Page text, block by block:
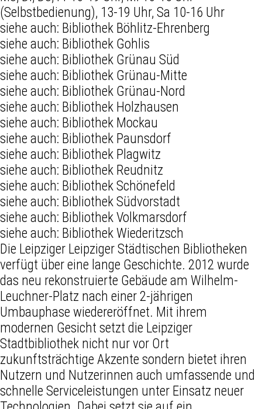
(Selbstbedienung), 13-19 Uhr, Sa 10-16 Uhr
siehe auch: Bibliothek Böhlitz-Ehrenberg
siehe auch: Bibliothek Gohlis
siehe auch: Bibliothek Grünau Süd
siehe auch: Bibliothek Grünau-Mitte
siehe auch: Bibliothek Grünau-Nord
siehe auch: Bibliothek Holzhausen
siehe auch: Bibliothek Mockau
siehe auch: Bibliothek Paunsdorf
siehe auch: Bibliothek Plagwitz
siehe auch: Bibliothek Reudnitz
siehe auch: Bibliothek Schönefeld
siehe auch: Bibliothek Südvorstadt
siehe auch: Bibliothek Volkmarsdorf
siehe auch: Bibliothek Wiederitzsch
Die Leipziger Leipziger Städtischen Bibliotheken
verfügt über eine lange Geschichte. 2012 wurde
das neu rekonstruierte Gebäude am Wilhelm-
Leuchner-Platz nach einer 2-jährigen
Umbauphase wiedereröffnet. Mit ihrem
modernen Gesicht setzt die Leipziger
Stadtbibliothek nicht nur vor Ort
zukunftsträchtige Akzente sondern bietet ihren
Nutzern und Nutzerinnen auch umfassende und
schnelle Serviceleistungen unter Einsatz neuer